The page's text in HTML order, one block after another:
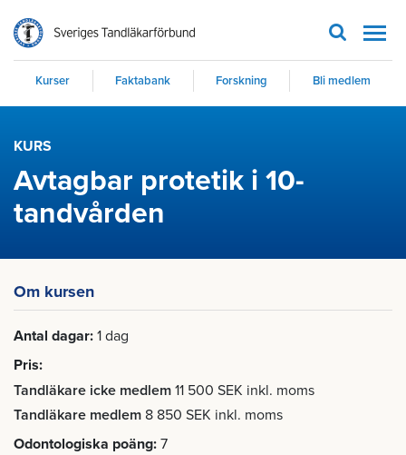
Kurser Faktabank Forskning Bli medlem
KURS
Avtagbar protetik i 10-
tandvården
Om kursen
Antal dagar 1 dag
Pris
Tandläkare icke medlem 11 500 SEK inkl. moms
Tandläkare medlem 8 850 SEK inkl. moms
Odontologiska poäng 7